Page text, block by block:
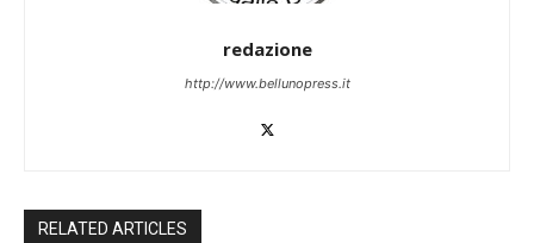
redazione
http://www.bellunopress.it
RELATED ARTICLES